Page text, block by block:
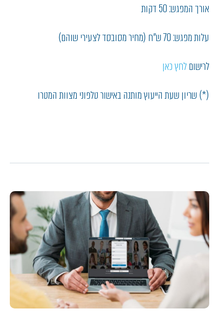
אורך המפגש: 50 דקות
עלות מפגש: 70 ש"ח (מחיר מסובסד לצעירי שוהם)
לרישוםלחץ כאן
(*) שריון שעת הייעוץ מותנה באישור טלפוני מצוות המטרו